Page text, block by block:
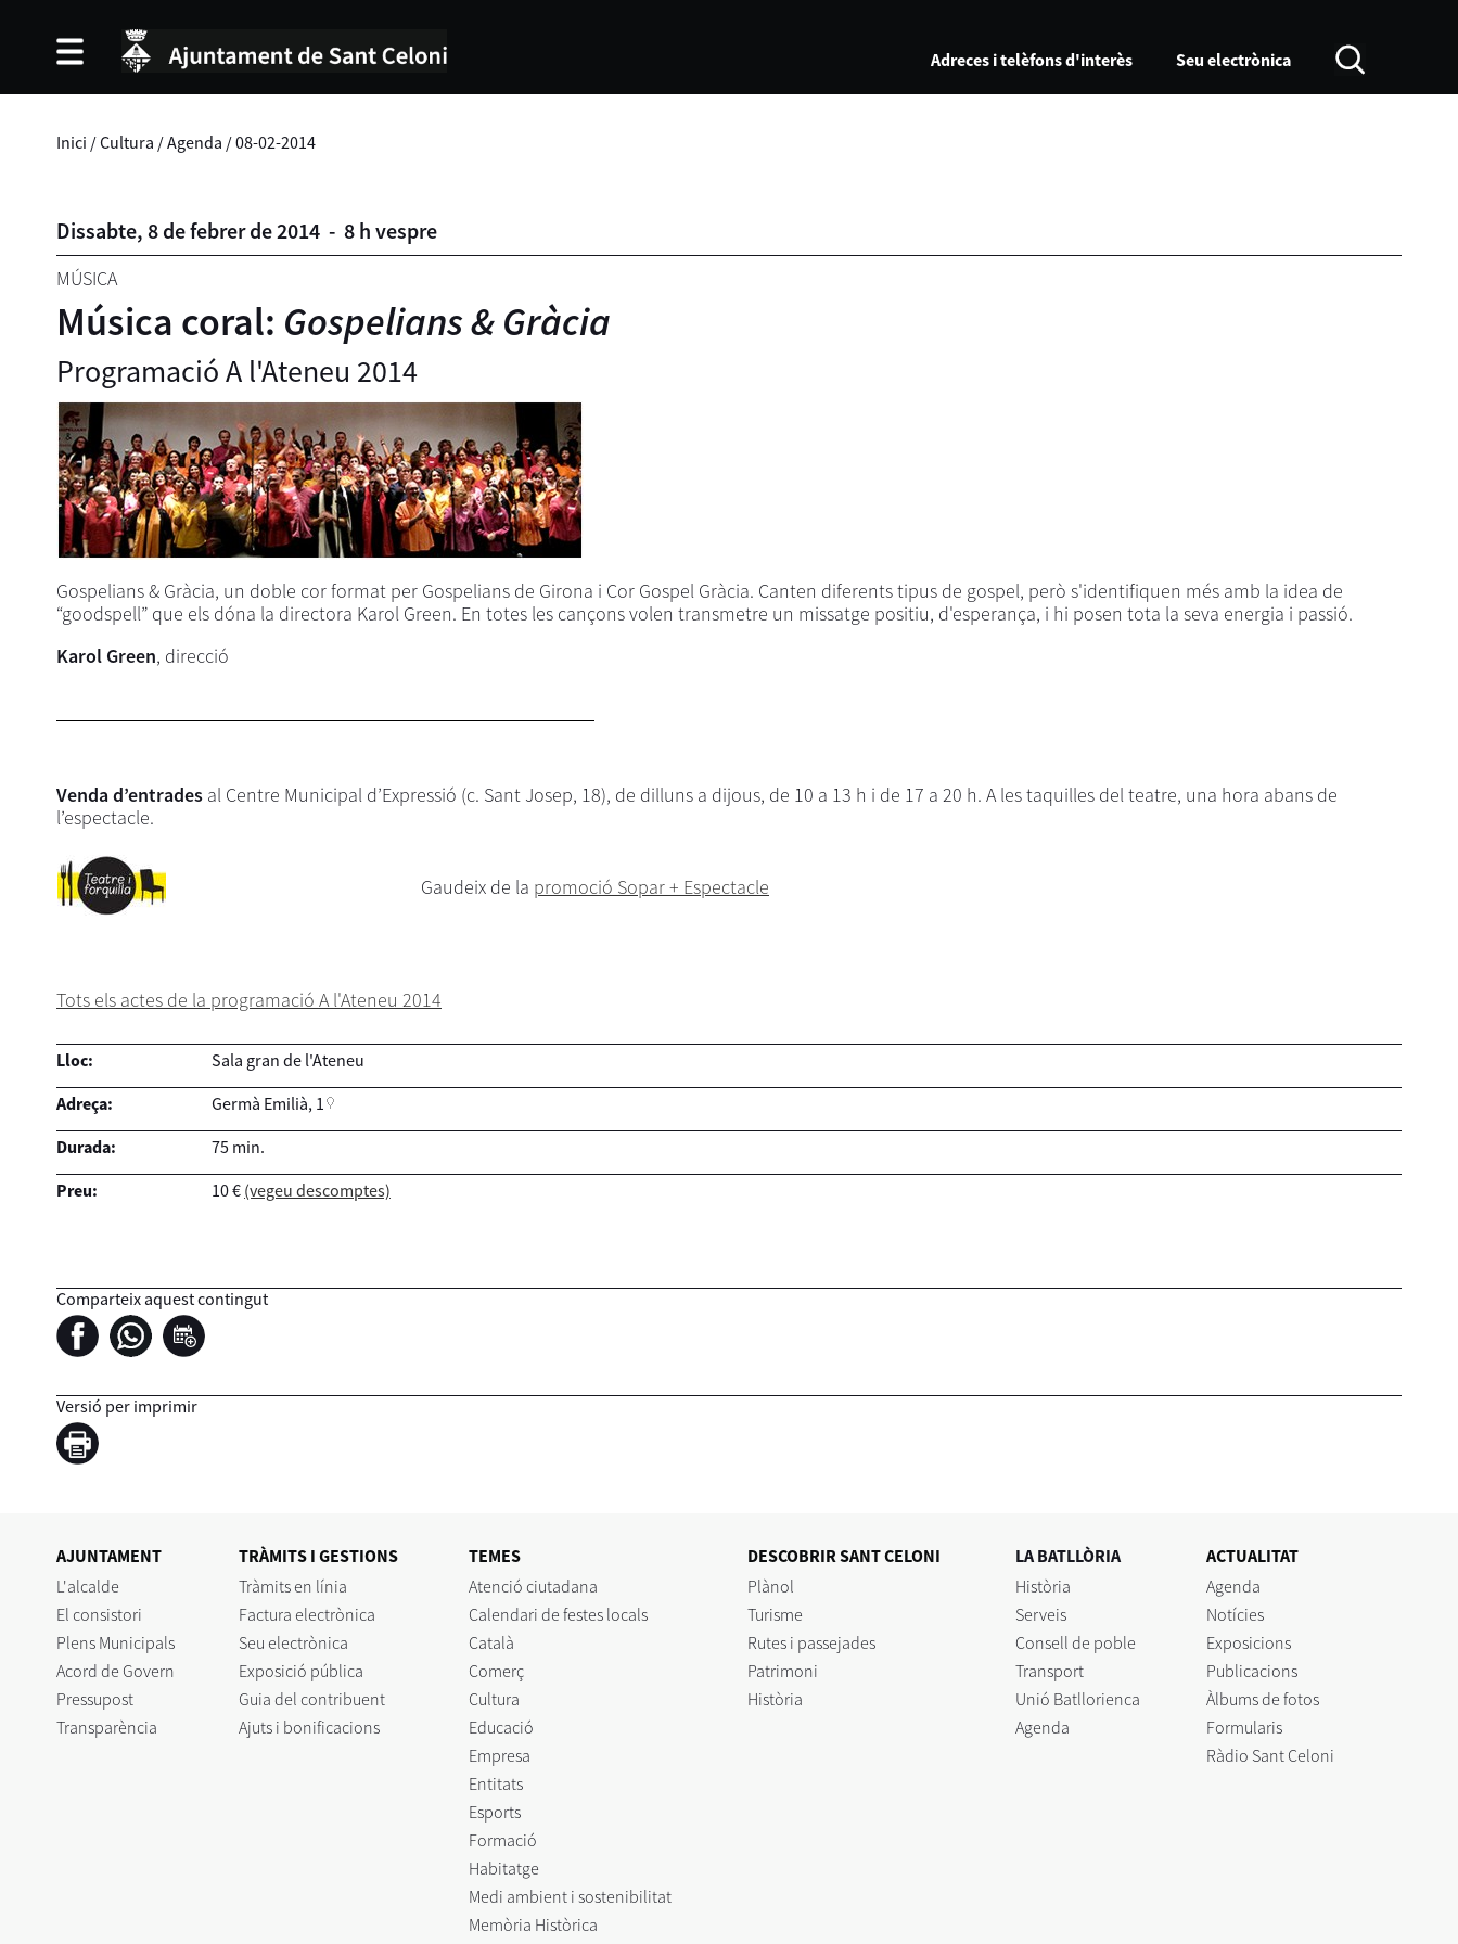
Adreces i telèfons d'interès Seu electrònica
Inici /Cultura /Agenda /08-02-2014
Dissabte, 8 defebrer de2014 - 8 h vespre
MÚSICA
Música coral: Gospelians & Gràcia
Programació A l'Ateneu 2014
Gospelians & Gràcia, un doble cor format per Gospelians de Girona i Cor Gospel Gràcia. Canten diferents tipus de gospel, però s'identifiquen més amb la idea de
“goodspell” que els dóna la directora Karol Green. En totes les cançons volen transmetre un missatge positiu, d'esperança, i hi posen tota la seva energia i passió.
Karol Green, direcció
Venda d’entrades al Centre Municipal d’Expressió (c. Sant Josep, 18), de dilluns a dijous, de 10 a 13 h i de 17 a 20 h. A les taquilles del teatre, una hora abans de
l’espectacle.
Gaudeix de la promoció Sopar + Espectacle
Tots els actes de la programació A l'Ateneu 2014
Lloc:
Sala gran de l'Ateneu
Adreça:
Germà Emilià, 1
Durada:
75 min.
Preu:
10 € (vegeu descomptes)
Comparteix aquest contingut
Versió per imprimir
AJUNTAMENT
L'alcalde
El consistori
Plens Municipals
Acord de Govern
Pressupost
Transparència
TRÀMITS I GESTIONS
Tràmits en línia
Factura electrònica
Seu electrònica
Exposició pública
Guia del contribuent
Ajuts i bonificacions
TEMES
Atenció ciutadana
Calendari de festes locals
Català
Comerç
Cultura
Educació
Empresa
Entitats
Esports
Formació
Habitatge
Medi ambient i sostenibilitat
Memòria Històrica
DESCOBRIR SANT CELONI
Plànol
Turisme
Rutes i passejades
Patrimoni
Història
LA BATLLÒRIA
Història
Serveis
Consell de poble
Transport
Unió Batllorienca
Agenda
ACTUALITAT
Agenda
Notícies
Exposicions
Publicacions
Àlbums de fotos
Formularis
Ràdio Sant Celoni